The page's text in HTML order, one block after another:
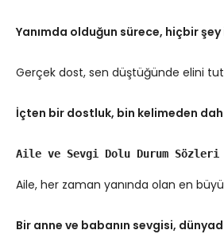
Yanımda olduğun sürece, hiçbir şey
Gerçek dost, sen düştüğünde elini
İçten bir dostluk, bin kelimeden
Aile ve Sevgi Dolu Durum Sözleri
Aile, her zaman yanında olan en
Bir anne ve babanın sevgisi,